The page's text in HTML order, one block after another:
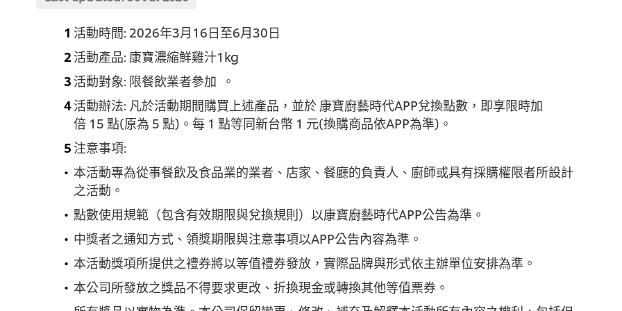
活動時間: 2026年3月16日至6月30日
活動產品: 康寶濃縮鮮雞汁1kg
活動對象: 限餐飲業者參加 。
活動辦法: 凡於活動期間購買上述產品，並於 康寶廚藝時代APP兌換點數，即享限時加
倍 15 點(原為 5 點)。每 1 點等同新台幣 1 元(換購商品依APP為準)。
注意事項:
本活動專為從事餐飲及食品業的業者、店家、餐廳的負責人、廚師或具有採購權限者所設計
之活動。
點數使用規範（包含有效期限與兌換規則）以康寶廚藝時代APP公告為準。
中獎者之通知方式、領獎期限與注意事項以APP公告內容為準。
本活動獎項所提供之禮券將以等值禮券發放，實際品牌與形式依主辦單位安排為準。
本公司所發放之獎品不得要求更改、折換現金或轉換其他等值票券。